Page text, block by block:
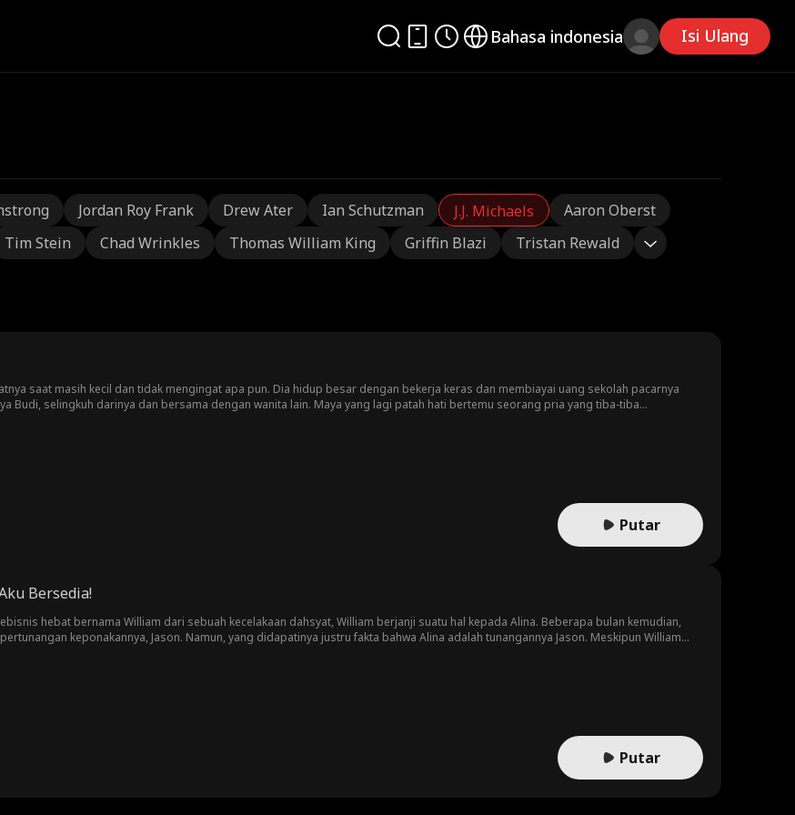
Bahasa indonesia Isi Ulang
Jordan Roy Frank Drew Ater Ian Schutzman J.J. Michaels
Aaron Oberst
Tim Stein Chad Wrinkles Thomas William King Griffin Blazi Tristan Rewald
saat masih kecil dan tidak mengingat apa pun. Dia hidup besar dengan bekerja keras dan membiayai uang sekolah pacarnya
Budi, selingkuh darinya dan bersama dengan wanita lain. Maya yang lagi patah hati bertemu seorang pria yang tiba-tiba
Putar
Bersedia!
hebat bernama William dari sebuah kecelakaan dahsyat, William berjanji suatu hal kepada Alina. Beberapa bulan kemudian,
keponakannya, Jason. Namun, yang didapatinya justru fakta bahwa Alina adalah tunangannya Jason. Meskipun William
Putar